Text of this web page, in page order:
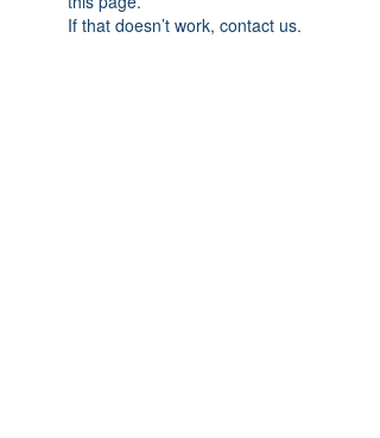
If that doesn’t work, contact us.